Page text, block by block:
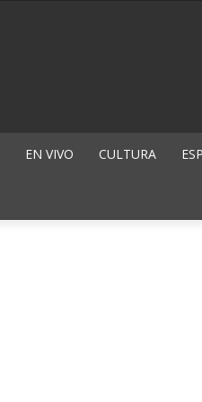
EN VIVO CULTURA